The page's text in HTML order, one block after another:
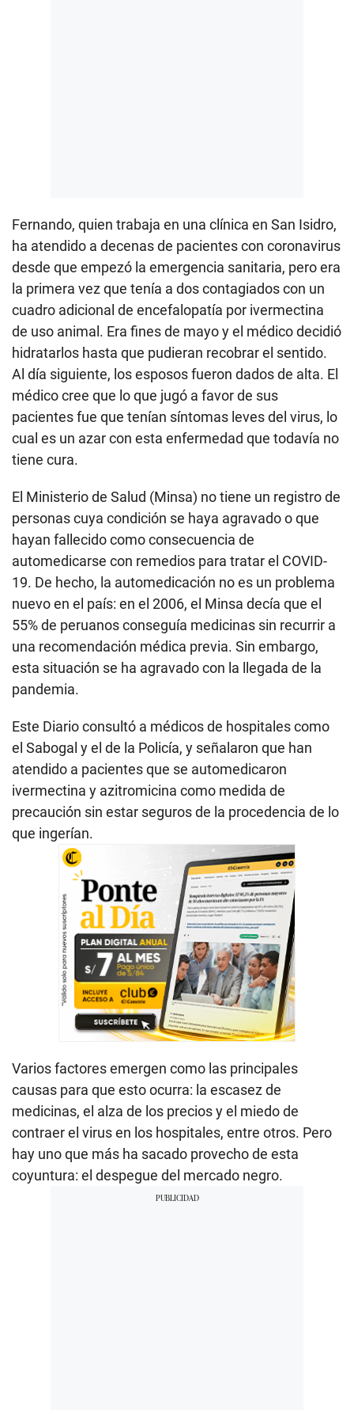
Fernando, quien trabaja en una clínica en San Isidro,
ha atendido a decenas de pacientes con coronavirus
desde que empezó la emergencia sanitaria, pero era
la primera vez que tenía a dos contagiados con un
cuadro adicional de encefalopatía por ivermectina
de uso animal. Era fines de mayo y el médico decidió
hidratarlos hasta que pudieran recobrar el sentido.
Al día siguiente, los esposos fueron dados de alta. El
médico cree que lo que jugó a favor de sus
pacientes fue que tenían síntomas leves del virus, lo
cual es un azar con esta enfermedad que todavía no
tiene cura.
El Ministerio de Salud (Minsa) no tiene un registro de
personas cuya condición se haya agravado o que
hayan fallecido como consecuencia de
automedicarse con remedios para tratar el COVID-
19. De hecho, la automedicación no es un problema
nuevo en el país: en el 2006, el Minsa decía que el
55% de peruanos conseguía medicinas sin recurrir a
una recomendación médica previa. Sin embargo,
esta situación se ha agravado con la llegada de la
pandemia.
Este Diario consultó a médicos de hospitales como
el Sabogal y el de la Policía, y señalaron que han
atendido a pacientes que se automedicaron
ivermectina y azitromicina como medida de
precaución sin estar seguros de la procedencia de lo
que ingerían.
Varios factores emergen como las principales
causas para que esto ocurra: la escasez de
medicinas, el alza de los precios y el miedo de
contraer el virus en los hospitales, entre otros. Pero
hay uno que más ha sacado provecho de esta
coyuntura: el despegue del mercado negro.